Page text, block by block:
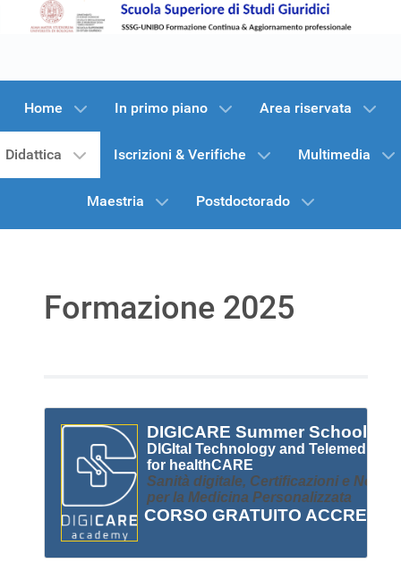
Home In primo piano Area riservata
Didattica Iscrizioni & Verifiche Multimedia
Maestria Postdoctorado
Formazione 2025
DIGICARE Summer School
  DIGItal Technology and Telemedicine
  for healthCARE
Sanità digitale, Certificazioni e
  per la Medicina Personalizzata
CORSO GRATUITO